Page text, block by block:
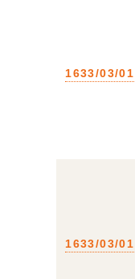
1633/03/01
1633/03/01